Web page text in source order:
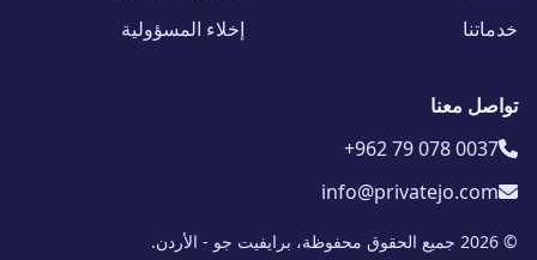
خدماتنا
إخلاء المسؤولية
تواصل معنا
+962 79 078 0037
info@privatejo.com
© 2026 جميع الحقوق محفوظة، برايفيت جو - الأردن.